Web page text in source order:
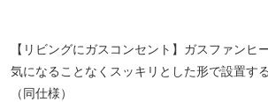
【リビングにガスコンセント】ガスファンヒ
気になることなくスッキリとした形で設置す
（同仕様）